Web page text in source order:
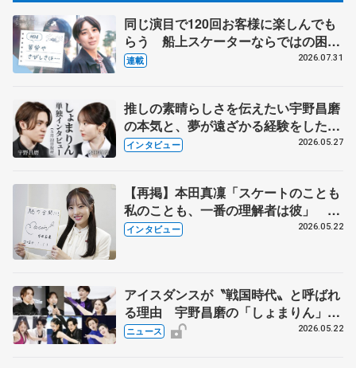
同じ演目で120回お客様に楽しんでも
らう 船上スケーターならではの困難
とは 影響あったPIW前キャプテン松
連載 2026.07.31
推しの素晴らしさを伝えたい宇野昌磨
の本気と、夢が遠ざかる経験をした本
田真凜の覚悟
インタビュー 2026.05.27
【再掲】本田真凜「スケートのことも
私のことも、一番の理解者は彼」 引
退時の単独インタビューで語った競技
インタビュー 2026.05.22
アイスダンスが〝戦国時代〟と呼ばれ
る理由 宇野昌磨の「しょまりん」ら
実力者が相次いで参戦 国内の競争激
ニュース 2026.05.22